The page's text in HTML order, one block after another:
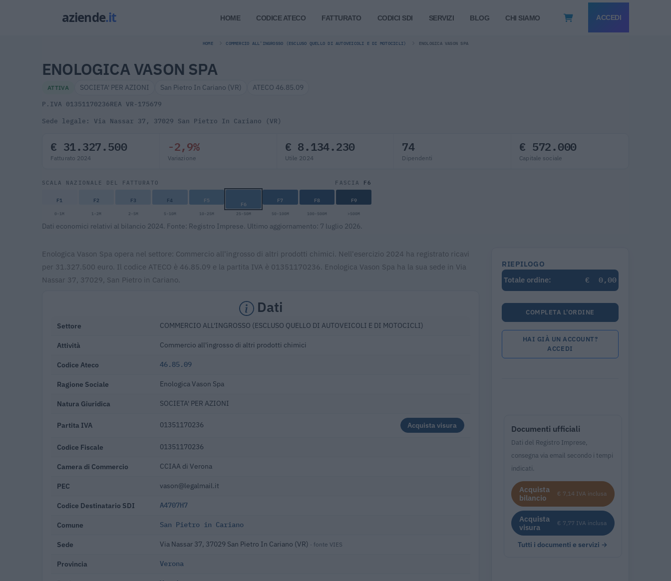
HOME CODICE ATECO FATTURATO CODICI SDI SERVIZI BLOG CHI SIAMO ACCEDI
HOME COMMERCIO ALL'INGROSSO (ESCLUSO QUELLO DI AUTOVEICOLI E DI MOTOCICLI) ENOLOGICA VASON SPA
ENOLOGICA VASON SPA
ATTIVA SOCIETA' PER AZIONI San Pietro In Cariano (VR) ATECO 46.85.09
P.IVA 01351170236REA VR-175679
Sede legale: Via Nassar 37, 37029 San Pietro In Cariano (VR)
€ 31.327.500
Fatturato 2024
-2,9%
Variazione
€ 8.134.230
Utile 2024
74
Dipendenti
€ 572.000
Capitale sociale
SCALA NAZIONALE DEL FATTURATO FASCIA F6
F1 F2 F3 F4 F5 F6 F7 F8 F9
0-1M 1-2M 2-5M 5-10M 10-25M 25-50M 50-100M 100-500M >500M
Dati economici relativi al bilancio 2024. Fonte: Registro Imprese. Ultimo aggiornamento: 7 luglio 2026.
Enologica Vason Spa opera nel settore: Commercio all'ingrosso di altri prodotti chimici. Nell'esercizio 2024 ha registrato ricavi
per 31.327.500 euro. Il codice ATECO è 46.85.09 e la partita IVA è 01351170236. Enologica Vason Spa ha la sua sede in Via
Nassar 37, 37029, San Pietro in Cariano.
Dati
Settore COMMERCIO ALL'INGROSSO (ESCLUSO QUELLO DI AUTOVEICOLI E DI MOTOCICLI)
Attività Commercio all'ingrosso di altri prodotti chimici
Codice Ateco 46.85.09
Ragione Sociale Enologica Vason Spa
Natura Giuridica SOCIETA' PER AZIONI
Partita IVA 01351170236 Acquista visura
Codice Fiscale 01351170236
Camera di Commercio CCIAA di Verona
PEC vason@legalmail.it
Codice Destinatario SDI A4707H7
Comune San Pietro in Cariano
Sede Via Nassar 37, 37029 San Pietro In Cariano (VR) · fonte VIES
Provincia Verona
RIEPILOGO
Totale ordine:
€ 0,00
COMPLETA L'ORDINE
HAI GIÀ UN ACCOUNT?
ACCEDI
Documenti ufficiali
Dati del Registro Imprese,
consegna via email secondo i tempi
indicati.
Acquista
bilancio
€ 7,14 IVA inclusa
Acquista
visura
€ 7,77 IVA inclusa
Tutti i documenti e servizi →